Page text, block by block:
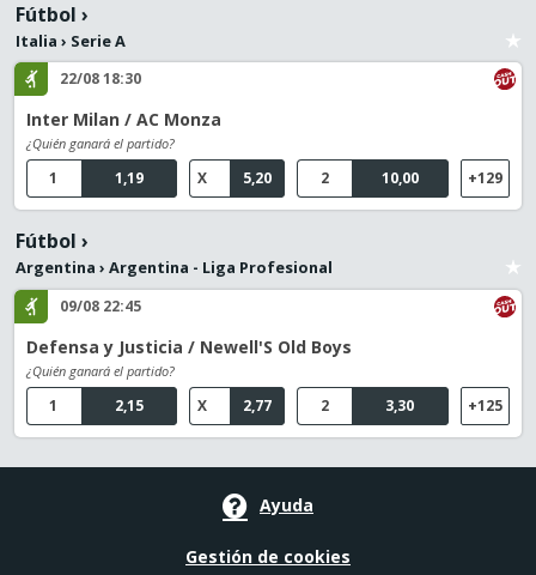
Fútbol ›
Italia › Serie A
22/08 18:30
Inter Milan / AC Monza
¿Quién ganará el partido?
1,19
1 5,20
X 10,00
2 +129
Fútbol ›
Argentina › Argentina - Liga Profesional
09/08 22:45
Defensa y Justicia / Newell'S Old Boys
¿Quién ganará el partido?
2,15
1 2,77
X 3,30
2 +125
Ayuda
Gestión de cookies